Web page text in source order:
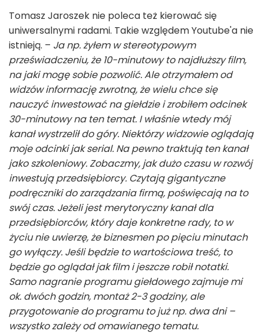
Tomasz Jaroszek nie poleca też kierować się
uniwersalnymi radami. Takie względem Youtube'a nie
istnieją. – Ja np. żyłem w stereotypowym
przeświadczeniu, że 10-minutowy to najdłuższy film,
na jaki mogę sobie pozwolić. Ale otrzymałem od
widzów informację zwrotną, że wielu chce się
nauczyć inwestować na giełdzie i zrobiłem odcinek
30-minutowy na ten temat. I właśnie wtedy mój
kanał wystrzelił do góry. Niektórzy widzowie oglądają
moje odcinki jak serial. Na pewno traktują ten kanał
jako szkoleniowy. Zobaczmy, jak dużo czasu w rozwój
inwestują przedsiębiorcy. Czytają gigantyczne
podręczniki do zarządzania firmą, poświęcają na to
swój czas. Jeżeli jest merytoryczny kanał dla
przedsiębiorców, który daje konkretne rady, to w
życiu nie uwierzę, że biznesmen po pięciu minutach
go wyłączy. Jeśli będzie to wartościowa treść, to
będzie go oglądał jak film i jeszcze robił notatki.
Samo nagranie programu giełdowego zajmuje mi
ok. dwóch godzin, montaż 2-3 godziny, ale
przygotowanie do programu to już np. dwa dni –
wszystko zależy od omawianego tematu.